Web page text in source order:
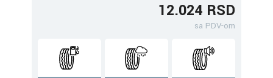
12.024 RSD
sa PDV-om